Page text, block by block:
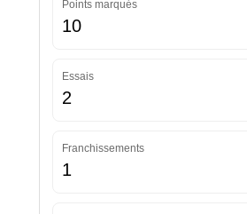
Points marqués
10
Essais
2
Franchissements
1